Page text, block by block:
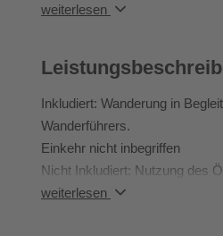
des Teilnehmers bzw.
Bei Nichterscheinen des/der
gebuchten Angebot kann kein
Anspruch genommen werden
zurückerstattet.
Eine Umbuchung der bereits
bis zum Vortag 14.00 Uhr
weiterlesen
Inkludiert: Wanderung in
Wanderführers.
Einkehr nicht inbegriffen
Nicht Inkludiert: Nutzung des
Plose (mit BrixenCard
weiterlesen